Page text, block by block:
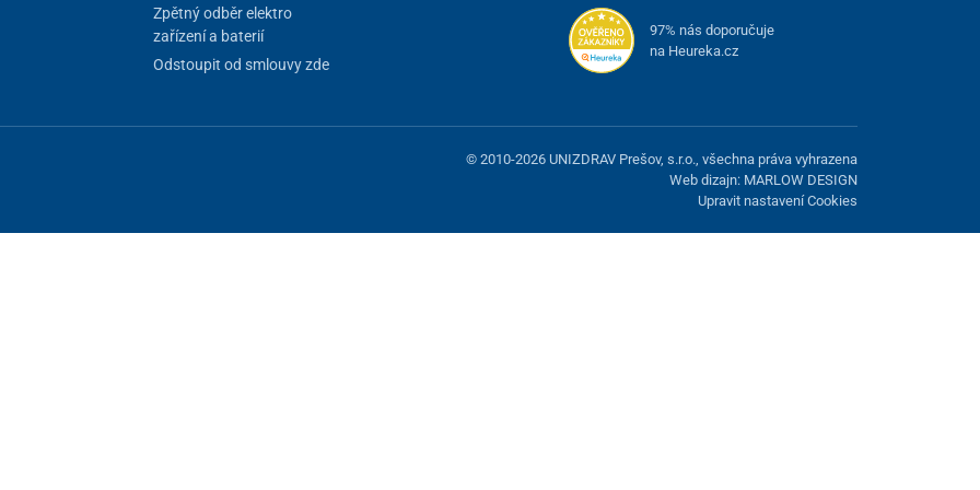
Zpětný odběr elektro
zařízení a baterií
Odstoupit od smlouvy zde
97% nás doporučuje
na Heureka.cz
© 2010-2026 UNIZDRAV Prešov, s.r.o., všechna práva vyhrazena
Web dizajn: MARLOW DESIGN
Upravit nastavení Cookies